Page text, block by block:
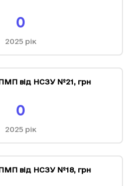
0
2025рік
від НСЗУ №21, грн
0
2025рік
від НСЗУ №18, грн